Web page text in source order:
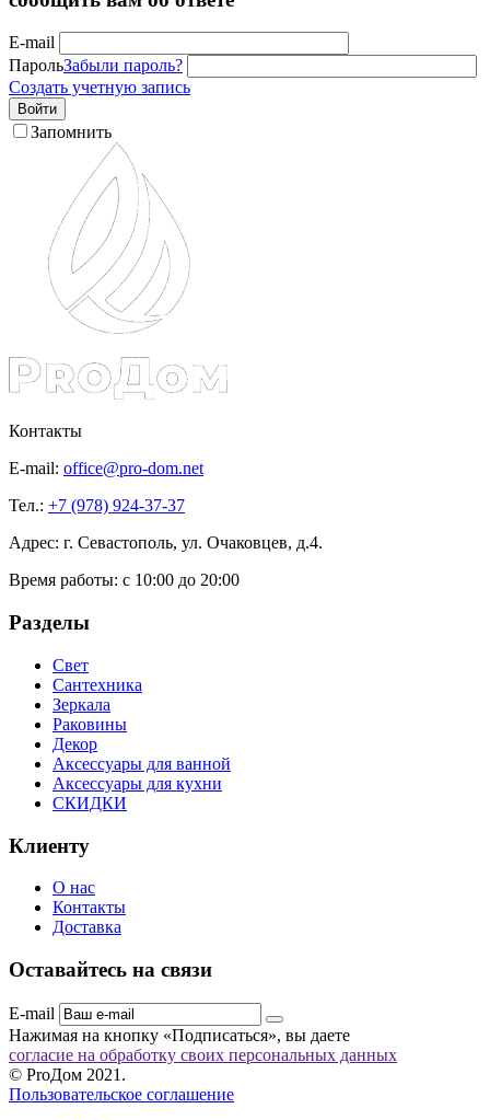
E-mail
ПарольЗабыли пароль?
Создать учетную запись
Войти
Запомнить
Контакты
E-mail: office@pro-dom.net
Тел.: +7 (978) 924-37-37
Адрес: г. Севастополь, ул. Очаковцев, д.4.
Время работы: с 10:00 до 20:00
Разделы
Свет
Сантехника
Зеркала
Раковины
Декор
Аксессуары для ванной
Аксессуары для кухни
СКИДКИ
Клиенту
О нас
Контакты
Доставка
Оставайтесь на связи
E-mail
Нажимая на кнопку «Подписаться», вы даете
согласие на обработку своих персональных данных
© ProДом 2021.
Пользовательское соглашение